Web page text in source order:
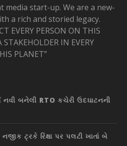
media start-up. We are a new-
a rich and storied legacy.
EVERY PERSON ON THIS
STAKEHOLDER IN EVERY
PLANET”
નવી બનેલી RTO કચેરી ઉદઘાટનની
નજીક ટ્રકે રિક્ષા પર પલટી ખાતાં બે